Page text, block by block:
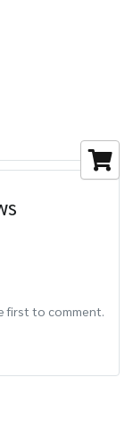
first to comment.